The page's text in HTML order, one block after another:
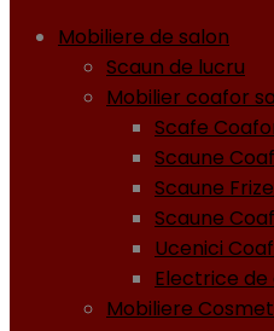
Mobiliere de salon
Scaun de lucru
Mobilier coafor
Scafe
Scaune
Scaune
Scaune
Ucenici
Electrice
Mobiliere